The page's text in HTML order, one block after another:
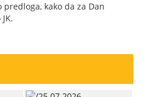
kako da za Dan